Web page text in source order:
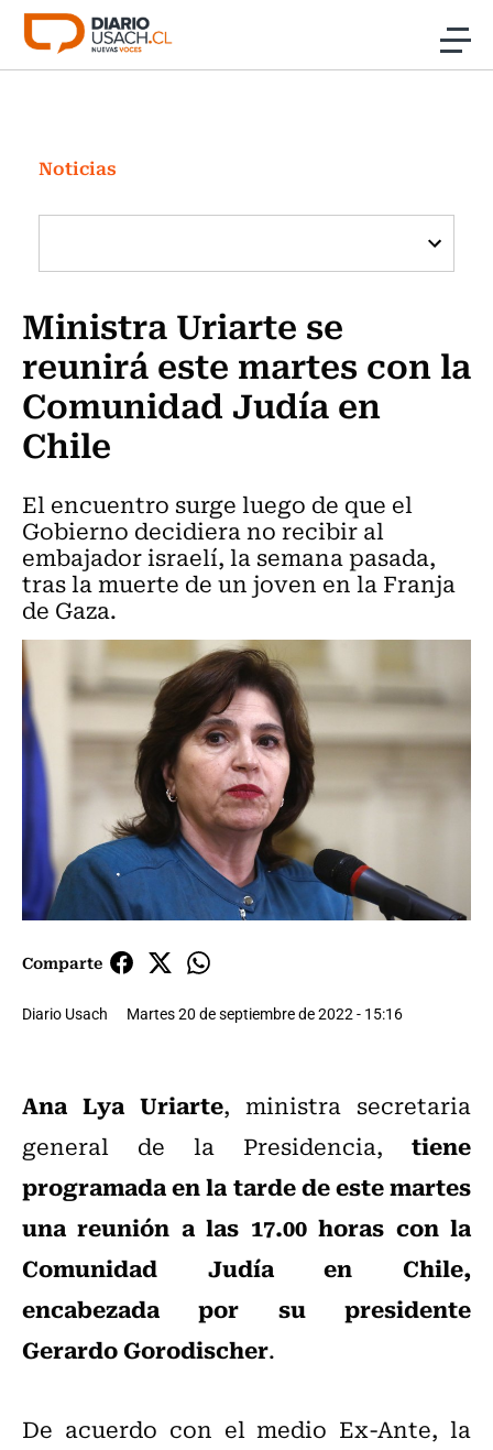
Click acá para ir directamente al contenido
Investigación
Cultura
Programas Radio y TV Usach
Noticias
Ministra Uriarte se
reunirá este martes con la
Comunidad Judía en
Chile
El encuentro surge luego de que el
Gobierno decidiera no recibir al
embajador israelí, la semana pasada,
tras la muerte de un joven en la Franja
de Gaza.
Comparte
Diario Usach Martes 20 de septiembre de 2022 - 15:16
Ana Lya Uriarte, ministra secretaria
general de la Presidencia, tiene
programada en la tarde de este martes
una reunión a las 17.00 horas con la
Comunidad Judía en Chile,
encabezada por su presidente
Gerardo Gorodischer.
De acuerdo con el medio Ex-Ante, la